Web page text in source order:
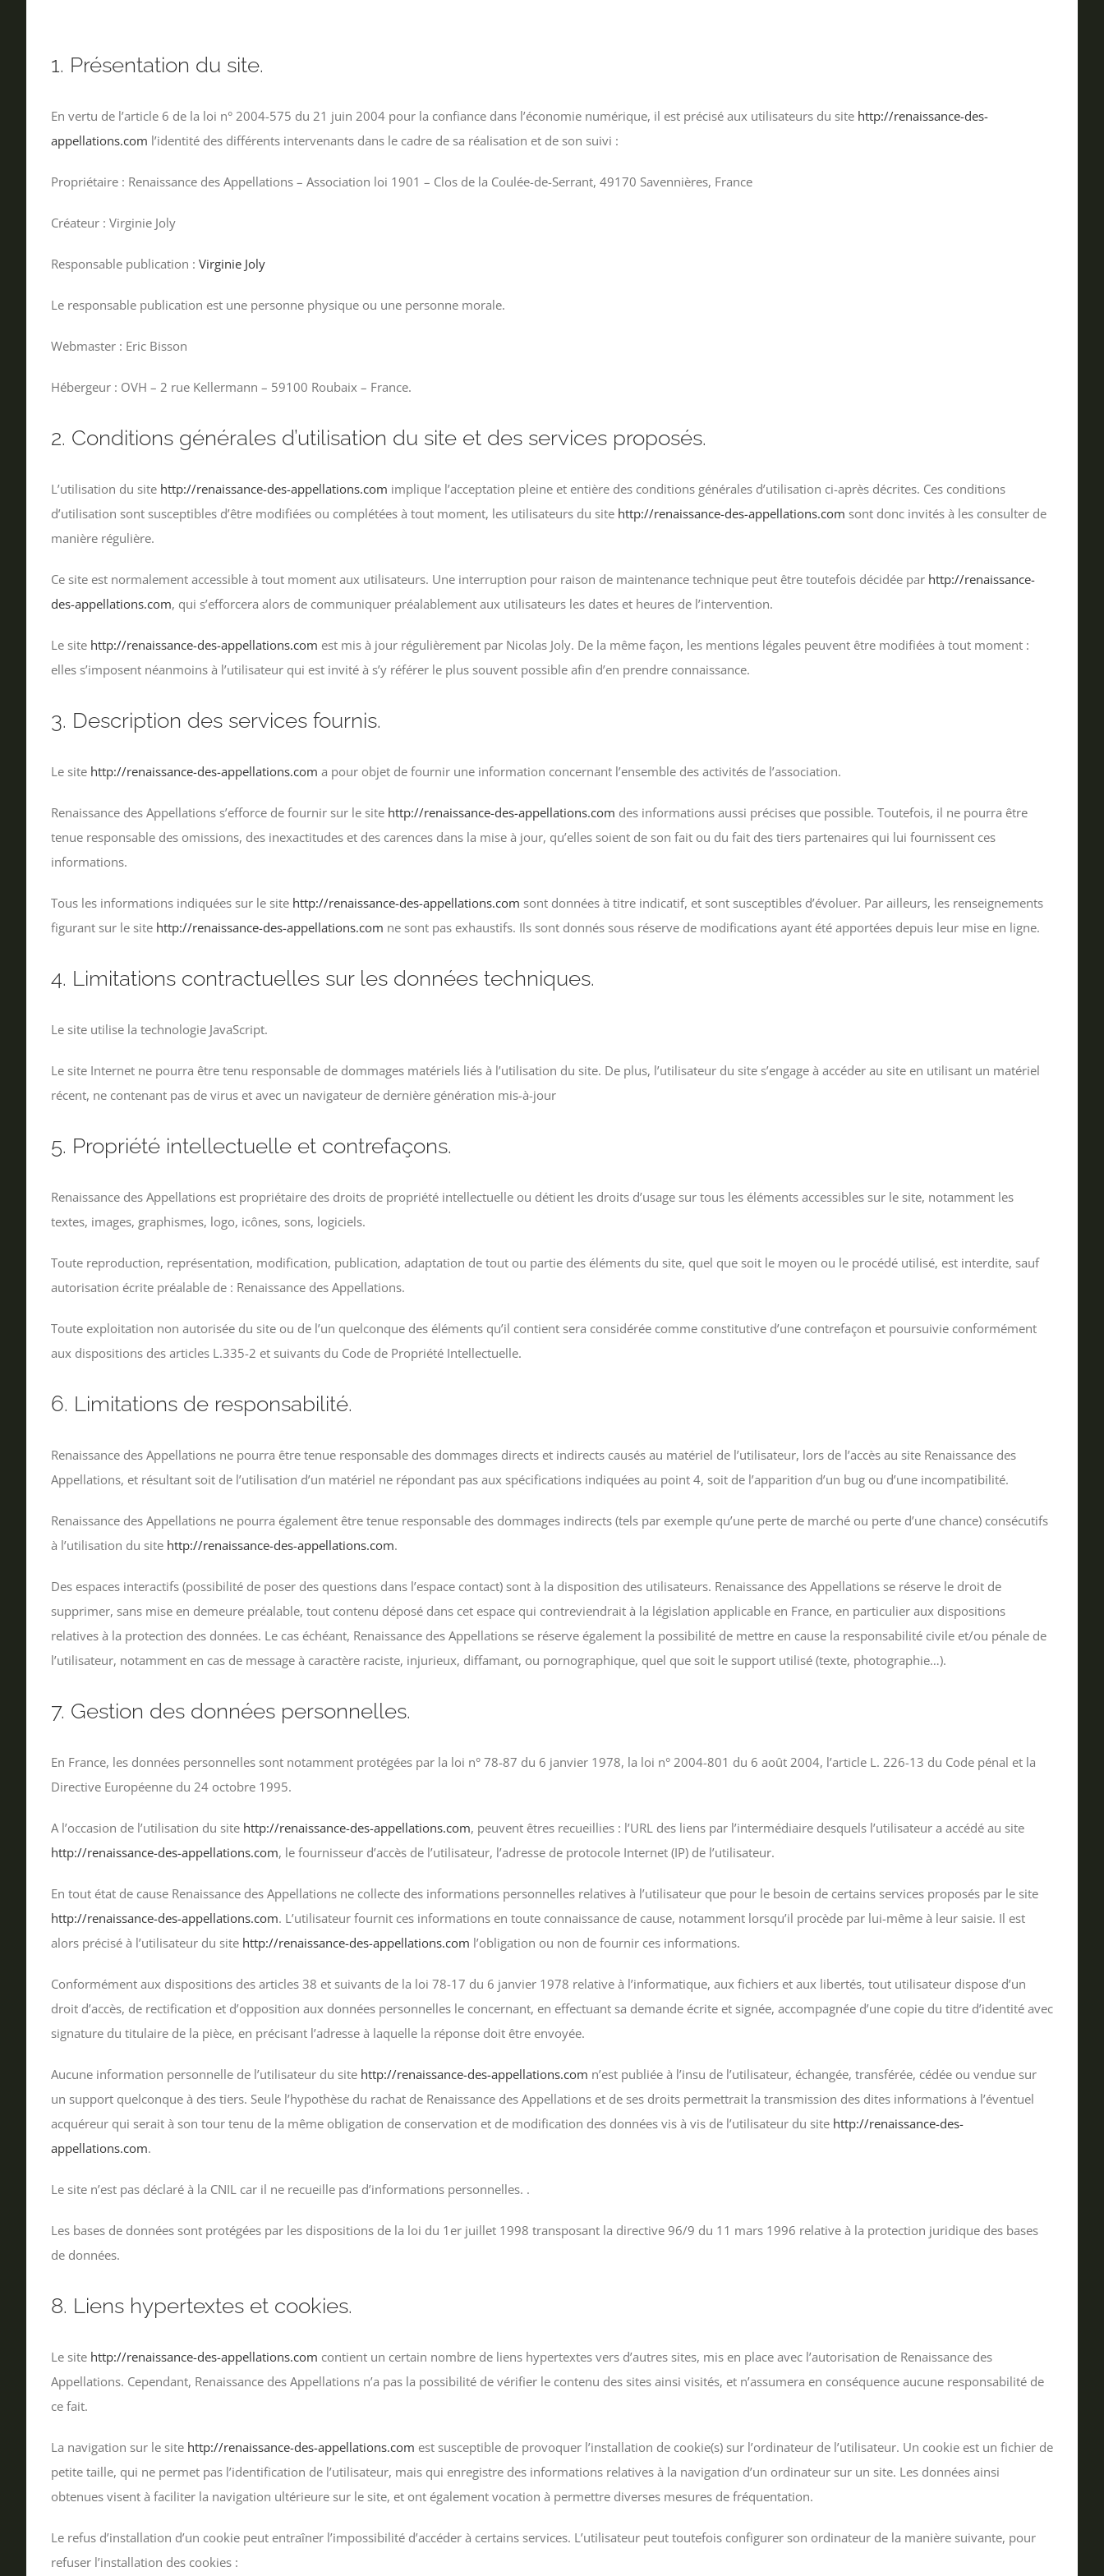
1. Présentation du site.
En vertu de l’article 6 de la loi n° 2004-575 du 21 juin 2004 pour la confiance dans l’économie numérique, il est précisé aux utilisateurs du site http://renaissance-des-
appellations.com l’identité des différents intervenants dans le cadre de sa réalisation et de son suivi :
Propriétaire : Renaissance des Appellations – Association loi 1901 – Clos de la Coulée-de-Serrant, 49170 Savennières, France
Créateur : Virginie Joly
Responsable publication : Virginie Joly
Le responsable publication est une personne physique ou une personne morale.
Webmaster : Eric Bisson
Hébergeur : OVH – 2 rue Kellermann – 59100 Roubaix – France.
2. Conditions générales d’utilisation du site et des services proposés.
L’utilisation du site http://renaissance-des-appellations.com implique l’acceptation pleine et entière des conditions générales d’utilisation ci-après décrites. Ces conditions
d’utilisation sont susceptibles d’être modifiées ou complétées à tout moment, les utilisateurs du site http://renaissance-des-appellations.com sont donc invités à les consulter de
manière régulière.
Ce site est normalement accessible à tout moment aux utilisateurs. Une interruption pour raison de maintenance technique peut être toutefois décidée par http://renaissance-
des-appellations.com, qui s’efforcera alors de communiquer préalablement aux utilisateurs les dates et heures de l’intervention.
Le site http://renaissance-des-appellations.com est mis à jour régulièrement par Nicolas Joly. De la même façon, les mentions légales peuvent être modifiées à tout moment :
elles s’imposent néanmoins à l’utilisateur qui est invité à s’y référer le plus souvent possible afin d’en prendre connaissance.
3. Description des services fournis.
Le site http://renaissance-des-appellations.com a pour objet de fournir une information concernant l’ensemble des activités de l’association.
Renaissance des Appellations s’efforce de fournir sur le site http://renaissance-des-appellations.com des informations aussi précises que possible. Toutefois, il ne pourra être
tenue responsable des omissions, des inexactitudes et des carences dans la mise à jour, qu’elles soient de son fait ou du fait des tiers partenaires qui lui fournissent ces
informations.
Tous les informations indiquées sur le site http://renaissance-des-appellations.com sont données à titre indicatif, et sont susceptibles d’évoluer. Par ailleurs, les renseignements
figurant sur le site http://renaissance-des-appellations.com ne sont pas exhaustifs. Ils sont donnés sous réserve de modifications ayant été apportées depuis leur mise en ligne.
4. Limitations contractuelles sur les données techniques.
Le site utilise la technologie JavaScript.
Le site Internet ne pourra être tenu responsable de dommages matériels liés à l’utilisation du site. De plus, l’utilisateur du site s’engage à accéder au site en utilisant un matériel
récent, ne contenant pas de virus et avec un navigateur de dernière génération mis-à-jour
5. Propriété intellectuelle et contrefaçons.
Renaissance des Appellations est propriétaire des droits de propriété intellectuelle ou détient les droits d’usage sur tous les éléments accessibles sur le site, notamment les
textes, images, graphismes, logo, icônes, sons, logiciels.
Toute reproduction, représentation, modification, publication, adaptation de tout ou partie des éléments du site, quel que soit le moyen ou le procédé utilisé, est interdite, sauf
autorisation écrite préalable de : Renaissance des Appellations.
Toute exploitation non autorisée du site ou de l’un quelconque des éléments qu’il contient sera considérée comme constitutive d’une contrefaçon et poursuivie conformément
aux dispositions des articles L.335-2 et suivants du Code de Propriété Intellectuelle.
6. Limitations de responsabilité.
Renaissance des Appellations ne pourra être tenue responsable des dommages directs et indirects causés au matériel de l’utilisateur, lors de l’accès au site Renaissance des
Appellations, et résultant soit de l’utilisation d’un matériel ne répondant pas aux spécifications indiquées au point 4, soit de l’apparition d’un bug ou d’une incompatibilité.
Renaissance des Appellations ne pourra également être tenue responsable des dommages indirects (tels par exemple qu’une perte de marché ou perte d’une chance) consécutifs
à l’utilisation du site http://renaissance-des-appellations.com.
Des espaces interactifs (possibilité de poser des questions dans l’espace contact) sont à la disposition des utilisateurs. Renaissance des Appellations se réserve le droit de
supprimer, sans mise en demeure préalable, tout contenu déposé dans cet espace qui contreviendrait à la législation applicable en France, en particulier aux dispositions
relatives à la protection des données. Le cas échéant, Renaissance des Appellations se réserve également la possibilité de mettre en cause la responsabilité civile et/ou pénale de
l’utilisateur, notamment en cas de message à caractère raciste, injurieux, diffamant, ou pornographique, quel que soit le support utilisé (texte, photographie…).
7. Gestion des données personnelles.
En France, les données personnelles sont notamment protégées par la loi n° 78-87 du 6 janvier 1978, la loi n° 2004-801 du 6 août 2004, l’article L. 226-13 du Code pénal et la
Directive Européenne du 24 octobre 1995.
A l’occasion de l’utilisation du site http://renaissance-des-appellations.com, peuvent êtres recueillies : l’URL des liens par l’intermédiaire desquels l’utilisateur a accédé au site
http://renaissance-des-appellations.com, le fournisseur d’accès de l’utilisateur, l’adresse de protocole Internet (IP) de l’utilisateur.
En tout état de cause Renaissance des Appellations ne collecte des informations personnelles relatives à l’utilisateur que pour le besoin de certains services proposés par le site
http://renaissance-des-appellations.com. L’utilisateur fournit ces informations en toute connaissance de cause, notamment lorsqu’il procède par lui-même à leur saisie. Il est
alors précisé à l’utilisateur du site http://renaissance-des-appellations.com l’obligation ou non de fournir ces informations.
Conformément aux dispositions des articles 38 et suivants de la loi 78-17 du 6 janvier 1978 relative à l’informatique, aux fichiers et aux libertés, tout utilisateur dispose d’un
droit d’accès, de rectification et d’opposition aux données personnelles le concernant, en effectuant sa demande écrite et signée, accompagnée d’une copie du titre d’identité avec
signature du titulaire de la pièce, en précisant l’adresse à laquelle la réponse doit être envoyée.
Aucune information personnelle de l’utilisateur du site http://renaissance-des-appellations.com n’est publiée à l’insu de l’utilisateur, échangée, transférée, cédée ou vendue sur
un support quelconque à des tiers. Seule l’hypothèse du rachat de Renaissance des Appellations et de ses droits permettrait la transmission des dites informations à l’éventuel
acquéreur qui serait à son tour tenu de la même obligation de conservation et de modification des données vis à vis de l’utilisateur du site http://renaissance-des-
appellations.com.
Le site n’est pas déclaré à la CNIL car il ne recueille pas d’informations personnelles. .
Les bases de données sont protégées par les dispositions de la loi du 1er juillet 1998 transposant la directive 96/9 du 11 mars 1996 relative à la protection juridique des bases
de données.
8. Liens hypertextes et cookies.
Le site http://renaissance-des-appellations.com contient un certain nombre de liens hypertextes vers d’autres sites, mis en place avec l’autorisation de Renaissance des
Appellations. Cependant, Renaissance des Appellations n’a pas la possibilité de vérifier le contenu des sites ainsi visités, et n’assumera en conséquence aucune responsabilité de
ce fait.
La navigation sur le site http://renaissance-des-appellations.com est susceptible de provoquer l’installation de cookie(s) sur l’ordinateur de l’utilisateur. Un cookie est un fichier de
petite taille, qui ne permet pas l’identification de l’utilisateur, mais qui enregistre des informations relatives à la navigation d’un ordinateur sur un site. Les données ainsi
obtenues visent à faciliter la navigation ultérieure sur le site, et ont également vocation à permettre diverses mesures de fréquentation.
Le refus d’installation d’un cookie peut entraîner l’impossibilité d’accéder à certains services. L’utilisateur peut toutefois configurer son ordinateur de la manière suivante, pour
refuser l’installation des cookies :